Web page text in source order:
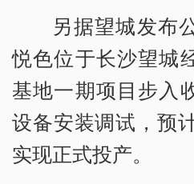
另据望城发布
悦色位于长沙望城
基地一期项目步入
设备安装调试，预
实现正式投产。